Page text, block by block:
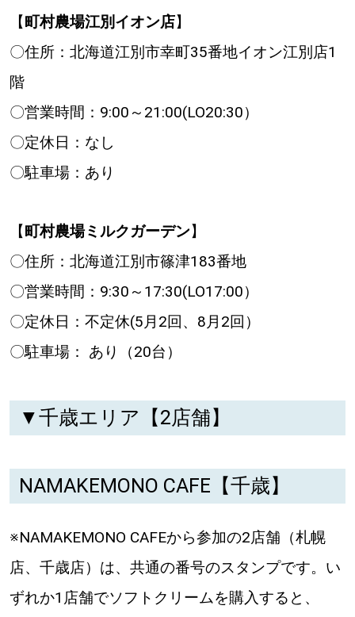
【町村農場江別イオン店】
〇住所：北海道江別市幸町35番地イオン江別店1
階
〇営業時間：9:00～21:00(LO20:30）
〇定休日：なし
〇駐車場：あり
【町村農場ミルクガーデン】
〇住所：北海道江別市篠津183番地
〇営業時間：9:30～17:30(LO17:00）
〇定休日：不定休(5月2回、8月2回）
〇駐車場： あり（20台）
▼千歳エリア【2店舗】
NAMAKEMONO CAFE【千歳】
※NAMAKEMONO CAFEから参加の2店舗（札幌
店、千歳店）は、共通の番号のスタンプです。い
ずれか1店舗でソフトクリームを購入すると、